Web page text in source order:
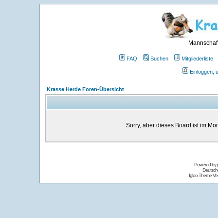
FAQ Suchen Mitgliederliste
Einloggen,
Krasse Herde Foren-Übersicht
Sorry, aber dieses Board ist im
Powered by
Igloo Theme